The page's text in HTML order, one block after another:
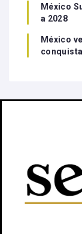
México
a 2028
México